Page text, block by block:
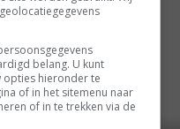
belang. U kunt
opties hieronder te
of in het sitemenu naar
of in te trekken via de